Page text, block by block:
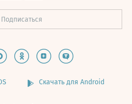
Скачать для Android